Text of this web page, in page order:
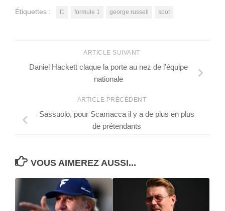
Étiquettes : f1 formule 1 george russell spot
ARTICLE SUIVANT
Daniel Hackett claque la porte au nez de l’équipe
nationale
ARTICLE PRÉCÉDENT
Sassuolo, pour Scamacca il y a de plus en plus
de prétendants
VOUS AIMEREZ AUSSI...